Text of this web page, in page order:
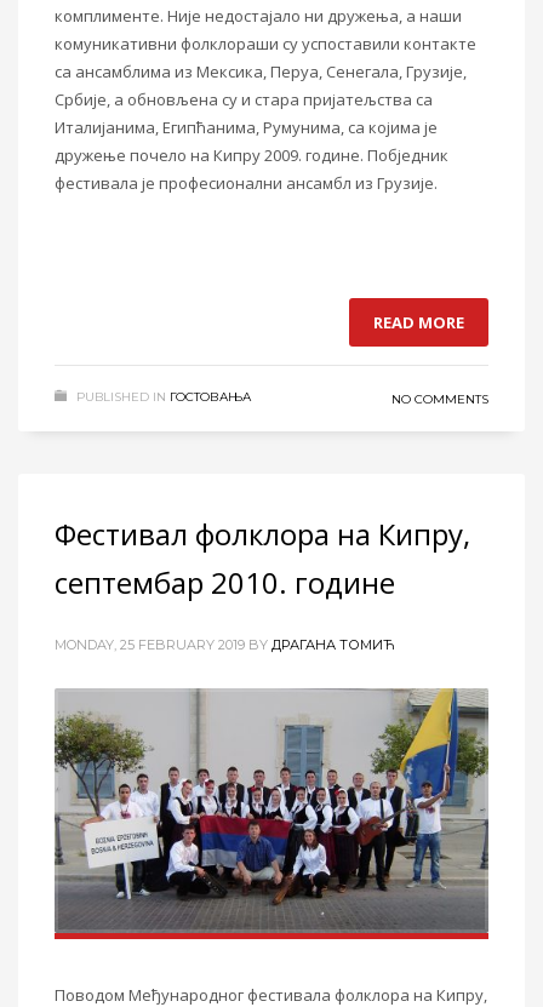
комплименте. Није недостајало ни дружења, а наши
комуникативни фолклораши су успоставили контакте
са ансамблима из Мексика, Перуа, Сенегала, Грузије,
Србије, а обновљена су и стара пријатељства са
Италијанима, Египћанима, Румунима, са којима је
дружење почело на Кипру 2009. године. Побједник
фестивала је професионални ансамбл из Грузије.
READ MORE
PUBLISHED IN ГОСТОВАЊА NO COMMENTS
Фестивал фолклора на Кипру,
септембар 2010. године
MONDAY, 25 FEBRUARY 2019 BY ДРАГАНА ТОМИЋ
Поводом Међународног фестивала фолклора на Кипру,